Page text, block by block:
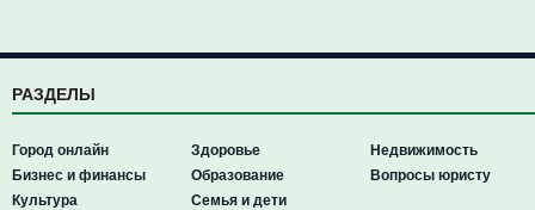
РАЗДЕЛЫ
Город онлайн
Бизнес и финансы
Культура
Здоровье
Образование
Семья и дети
Недвижимость
Вопросы юристу